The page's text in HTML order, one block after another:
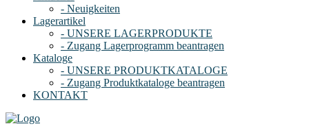
- Neuigkeiten
Lagerartikel
- UNSERE LAGERPRODUKTE
- Zugang Lagerprogramm beantragen
Kataloge
- UNSERE PRODUKTKATALOGE
- Zugang Produktkataloge beantragen
KONTAKT